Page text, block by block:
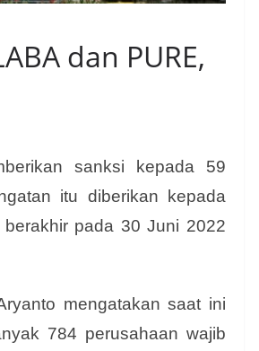
dan PURE,
sanksi kepada 59
itu diberikan kepada
pada 30 Juni 2022
mengatakan saat ini
784 perusahaan wajib